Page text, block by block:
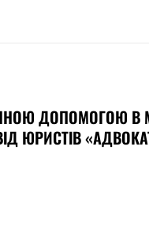
ДОПОМОГОЮ В
ЮРИСТІВ